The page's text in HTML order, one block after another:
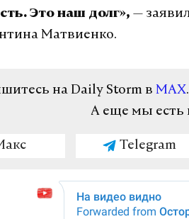
Это наш долг», —
Матвиенко.
на Daily Storm в MAX
А еще мы есть
Telegram